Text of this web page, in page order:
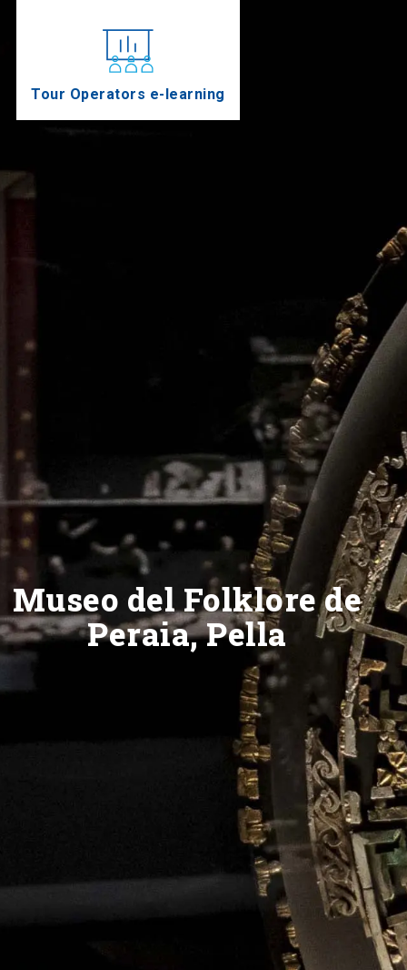
Tour Operators e-learning
Museo del Folklore de
Peraia, Pella